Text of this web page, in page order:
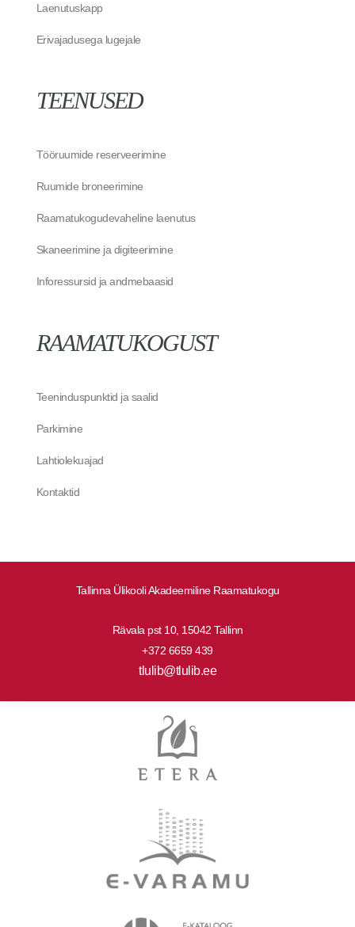
Tallinna Ülikooli Akadeemiline Raamatukogu
Rävala pst 10, 15042 Tallinn
+372 6659 439
tlulib@tlulib.ee
Laenutuskapp
Erivajadusega lugejale
TEENUSED
Tööruumide reserveerimine
Ruumide broneerimine
Raamatukogudevaheline laenutus
Skaneerimine ja digiteerimine
Inforessursid ja andmebaasid
RAAMATUKOGUST
Teeninduspunktid ja saalid
Parkimine
Lahtiolekuajad
Kontaktid